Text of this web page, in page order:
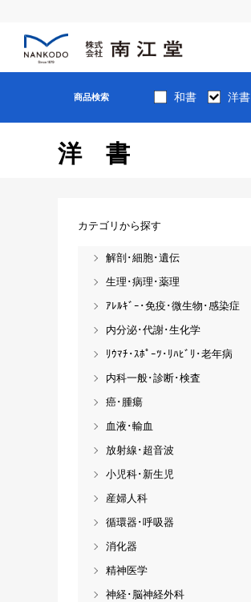
商品検索 和書 洋書
洋書
カテゴリから探す
解剖･細胞･遺伝
生理･病理･薬理
ｱﾚﾙｷﾞｰ･免疫･微生物･感染症
内分泌･代謝･生化学
ﾘｳﾏﾁ･ｽﾎﾟｰﾂ･ﾘﾊﾋﾞﾘ･老年病
内科一般･診断･検査
癌･腫瘍
血液･輸血
放射線･超音波
小児科･新生児
産婦人科
循環器･呼吸器
消化器
精神医学
神経･脳神経外科